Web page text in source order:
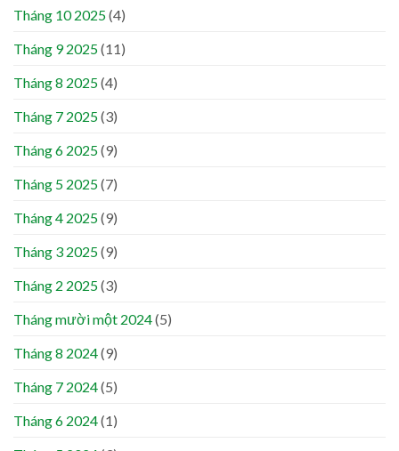
Tháng 10 2025(4)
Tháng 9 2025(11)
Tháng 8 2025(4)
Tháng 7 2025(3)
Tháng 6 2025(9)
Tháng 5 2025(7)
Tháng 4 2025(9)
Tháng 3 2025(9)
Tháng 2 2025(3)
Tháng mười một 2024(5)
Tháng 8 2024(9)
Tháng 7 2024(5)
Tháng 6 2024(1)